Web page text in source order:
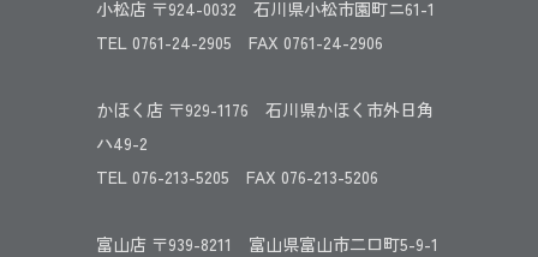
小松店 〒924-0032 石川県小松市園町ニ61-1
TEL 0761-24-2905 FAX 0761-24-2906
かほく店 〒929-1176 石川県かほく市外日角
ハ49-2
TEL 076-213-5205 FAX 076-213-5206
富山店 〒939-8211 富山県富山市二口町5-9-1